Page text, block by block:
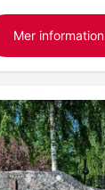
Mer information